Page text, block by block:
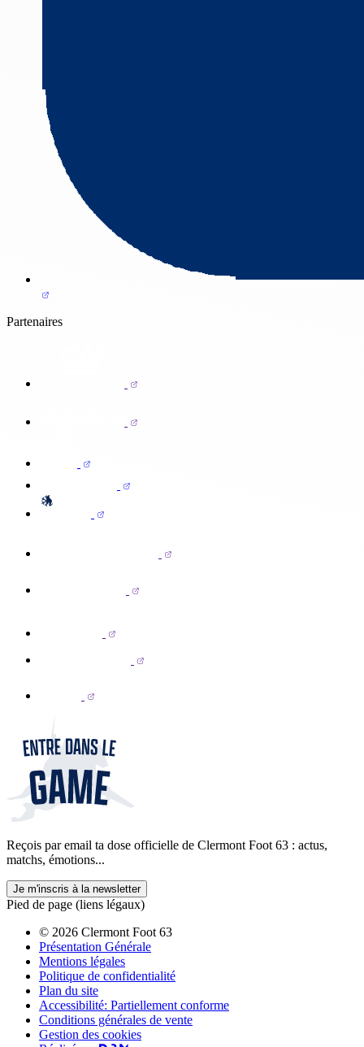
Partenaires
Reçois par email ta dose officielle de Clermont Foot 63 : actus,
matchs, émotions...
Je m'inscris à la newsletter
Pied de page (liens légaux)
© 2026 Clermont Foot 63
Présentation Générale
Mentions légales
Politique de confidentialité
Plan du site
Accessibilité: Partiellement conforme
Conditions générales de vente
Gestion des cookies